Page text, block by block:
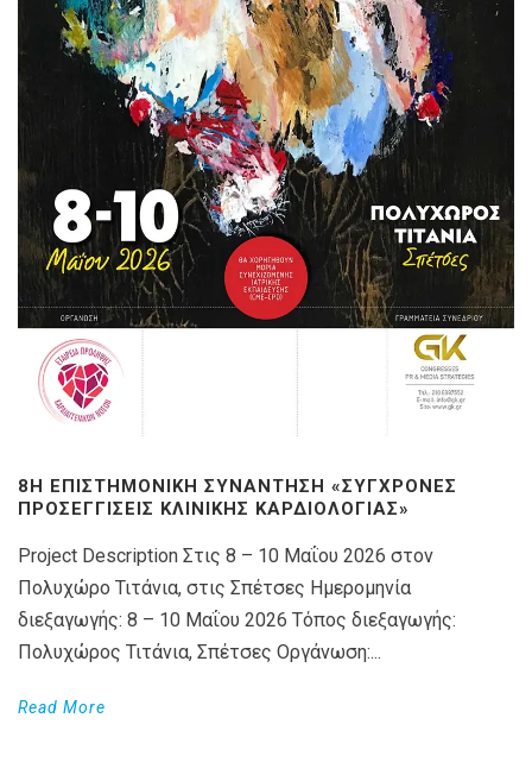
8Η ΕΠΙΣΤΗΜΟΝΙΚΉ ΣΥΝΆΝΤΗΣΗ «ΣΎΓΧΡΟΝΕΣ
ΠΡΟΣΕΓΓΊΣΕΙΣ ΚΛΙΝΙΚΉΣ ΚΑΡΔΙΟΛΟΓΊΑΣ»
Project Description Στις 8 – 10 Μαΐου 2026 στον
Πολυχώρο Τιτάνια, στις Σπέτσες Ημερομηνία
διεξαγωγής: 8 – 10 Μαΐου 2026 Τόπος διεξαγωγής:
Πολυχώρος Τιτάνια, Σπέτσες Οργάνωση:...
Read More